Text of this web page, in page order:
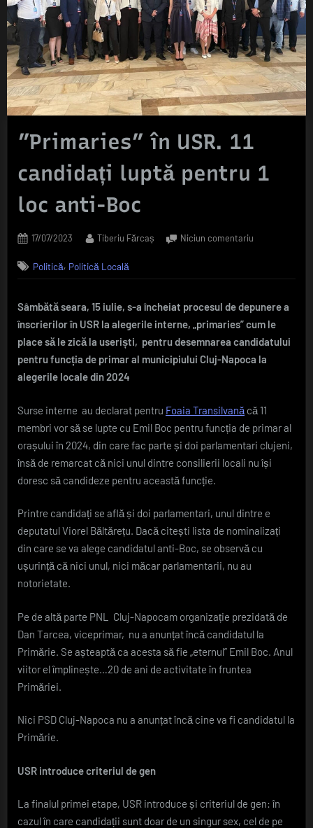
”Primaries” în USR. 11
candidați luptă pentru 1
loc anti-Boc
Posted
17/07/2023 By
Tiberiu Fărcaș Niciun comentariu
USR.
candidați
luptă
pentru
Politică, Politică Locală
Sâmbătă seara, 15 iulie, s-a încheiat procesul de depunere a
înscrierilor în USR la alegerile interne, „primaries” cum le
place să le zică la useriști, pentru desemnarea candidatului
pentru funcția de primar al municipiului Cluj-Napoca la
alegerile locale din 2024
Surse interne au declarat pentru Foaia Transilvană că 11
membri vor să se lupte cu Emil Boc pentru funcția de primar al
orașului în 2024, din care fac parte și doi parlamentari clujeni,
însă de remarcat că nici unul dintre consilierii locali nu își
doresc să candideze pentru această funcție.
Printre candidați se află și doi parlamentari, unul dintre e
deputatul Viorel Băltărețu. Dacă citești lista de nominalizați
din care se va alege candidatul anti-Boc, se observă cu
ușurință că nici unul, nici măcar parlamentarii, nu au
notorietate.
Pe de altă parte PNL Cluj-Napocam organizație prezidată de
Dan Tarcea, viceprimar, nu a anunțat încă candidatul la
Primărie. Se așteaptă ca acesta să fie „eternul” Emil Boc. Anul
viitor el împlinește…20 de ani de activitate în fruntea
Primăriei.
Nici PSD Cluj-Napoca nu a anunțat încă cine va fi candidatul la
Primărie.
USR introduce criteriul de gen
La finalul primei etape, USR introduce și criteriul de gen: în
cazul în care candidații sunt doar de un singur sex, cel de pe